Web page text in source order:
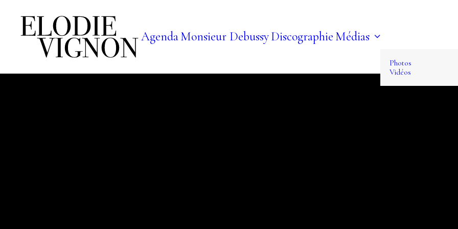
AgendaMonsieur DebussyDiscographie Médias
Photos
Vidéos